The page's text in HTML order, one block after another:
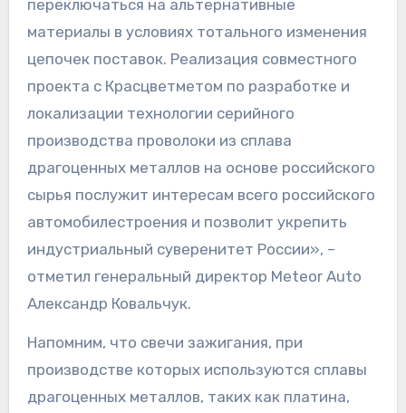
переключаться на альтернативные
материалы в условиях тотального изменения
цепочек поставок. Реализация совместного
проекта с Красцветметом по разработке и
локализации технологии серийного
производства проволоки из сплава
драгоценных металлов на основе российского
сырья послужит интересам всего российского
автомобилестроения и позволит укрепить
индустриальный суверенитет России», –
отметил генеральный директор Meteor Auto
Александр Ковальчук.
Напомним, что свечи зажигания, при
производстве которых используются сплавы
драгоценных металлов, таких как платина,